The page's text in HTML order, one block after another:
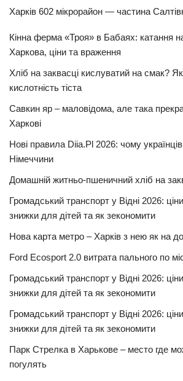
Харків 602 мікрорайон — частина
Кінна ферма «Троя» в Бабаях: катання
Харкова, ціни та враження
Хліб на заквасці кислуватий на смак?
кислотність тіста
Савкин яр – маловідома, але така
Харкові
Нові правила Diia.Pl 2026: чому
Німеччини
Домашній житньо-пшеничний хліб на
Громадський транспорт у Відні 2026:
знижки для дітей та як зекономити
Нова карта метро – Харків з нею як на
Ford Ecosport 2.0 витрата пального по
Громадський транспорт у Відні 2026:
знижки для дітей та як зекономити
Громадський транспорт у Відні 2026:
знижки для дітей та як зекономити
Парк Стрелка в Харькове – место где
погулять